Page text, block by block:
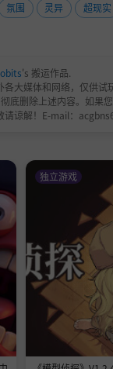
氛围 灵异 超现实
's 搬运作品.
各大媒体和网络，仅供
底删除上述内容。如果
请谅解！E-mail：
独立游戏